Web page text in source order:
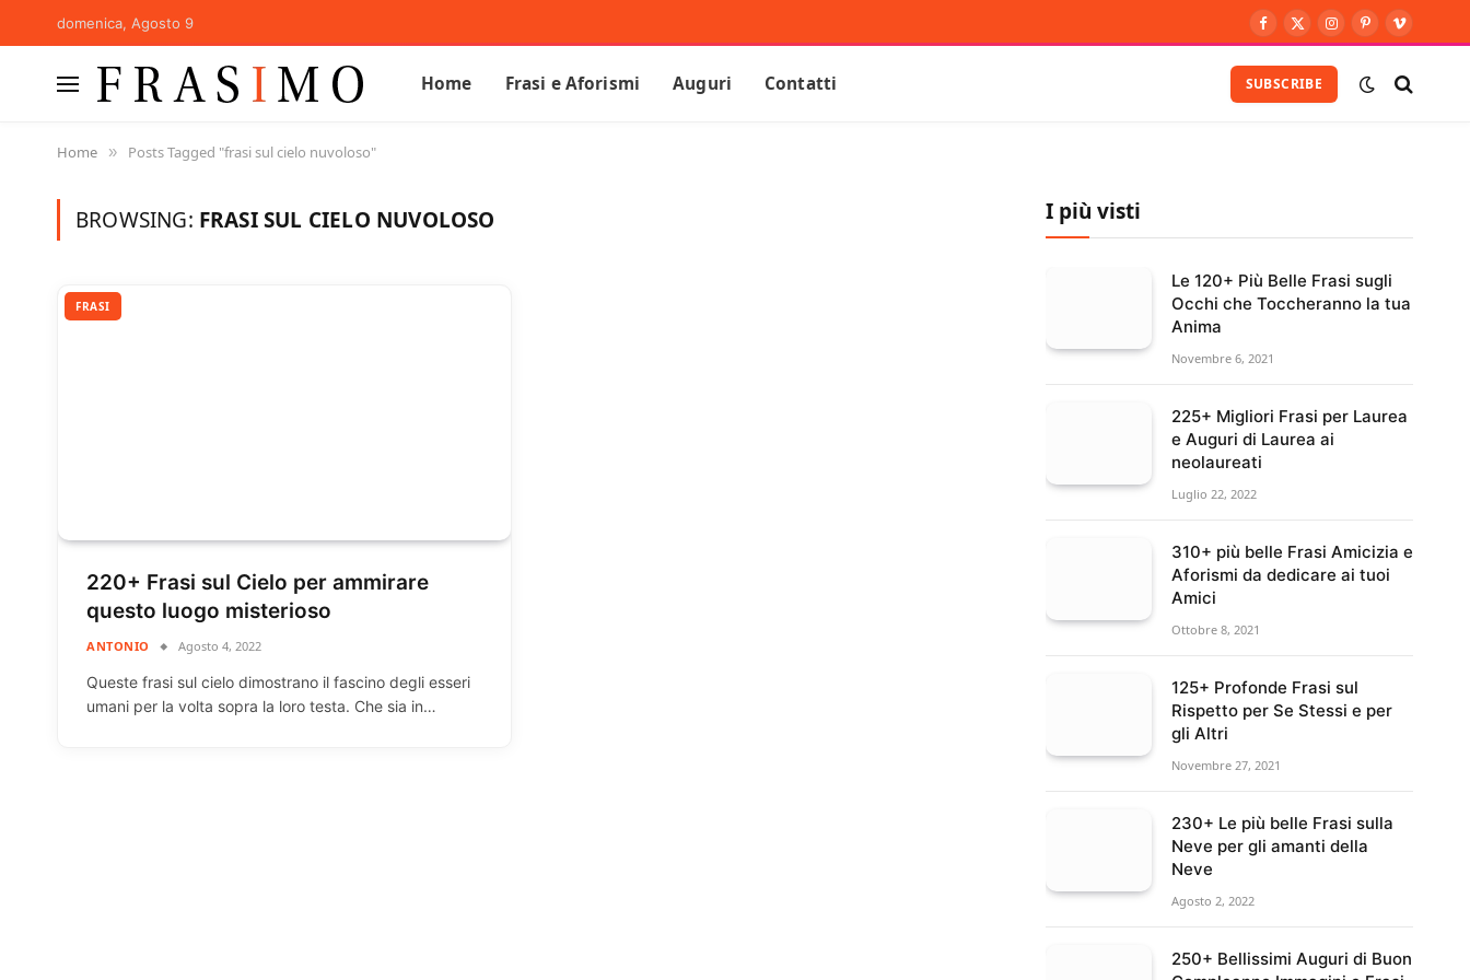
domenica, Agosto 9
Facebook
X
Instagram
Pinterest
Vimeo
Home Frasi e Aforismi Auguri Contatti SUBSCRIBE
Home » Posts Tagged "frasi sul cielo nuvoloso"
BROWSING: FRASI SUL CIELO NUVOLOSO
FRASI
220+ Frasi sul Cielo per ammirare
questo luogo misterioso
ANTONIO Agosto 4, 2022
Queste frasi sul cielo dimostrano il fascino degli esseri
umani per la volta sopra la loro testa. Che sia in…
I più visti
Le 120+ Più Belle Frasi sugli
Occhi che Toccheranno la tua
Anima
Novembre 6, 2021
225+ Migliori Frasi per Laurea
e Auguri di Laurea ai
neolaureati
Luglio 22, 2022
310+ più belle Frasi Amicizia e
Aforismi da dedicare ai tuoi
Amici
Ottobre 8, 2021
125+ Profonde Frasi sul
Rispetto per Se Stessi e per
gli Altri
Novembre 27, 2021
230+ Le più belle Frasi sulla
Neve per gli amanti della
Neve
Agosto 2, 2022
250+ Bellissimi Auguri di Buon